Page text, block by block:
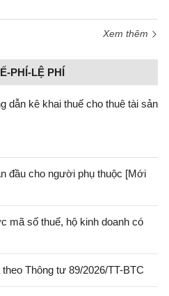
Xem thêm
PHÍ-LỆ PHÍ
dẫn kê khai thuế cho thuê tài sản
đầu cho người phụ thuộc [Mới
mã số thuế, hộ kinh doanh có
Thông tư 89/2026/TT-BTC